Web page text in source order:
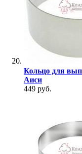
Кольцо для
Аиси
449 руб.